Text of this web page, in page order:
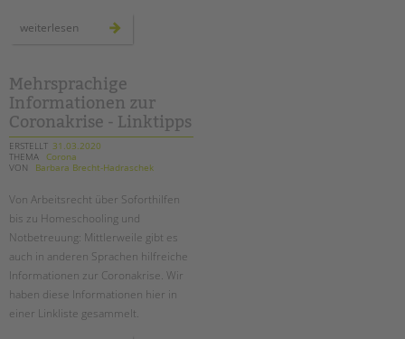
Briefe an Kai
PRESSE
Magazin
KONTAKT
Impressum
Hinweisgebersystem
Intranet
weiterlesen information
aktuellen
situation
aufgrund
des
coronavirus
Mehrsprachige
Informationen zur
Coronakrise - Linktipps
ERSTELLT 31.03.2020
THEMA Corona
VON
Barbara Brecht-Hadraschek
Von Arbeitsrecht über Soforthilfen
bis zu Homeschooling und
Notbetreuung: Mittlerweile gibt es
auch in anderen Sprachen hilfreiche
Informationen zur Coronakrise. Wir
haben diese Informationen hier in
einer Linkliste gesammelt.